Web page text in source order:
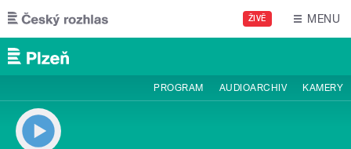
Přejít k hlavnímu obsahu
ŽIVĚ MENU
PROGRAM AUDIOARCHIV KAMERY